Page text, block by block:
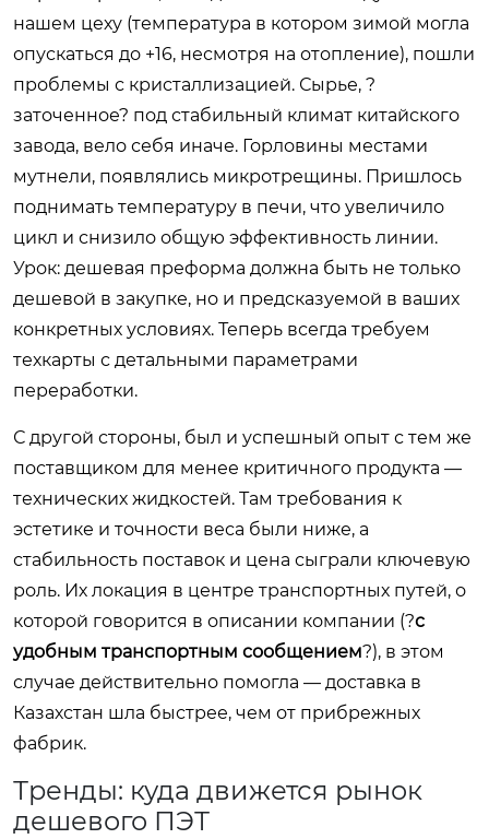
нашем цеху (температура в котором зимой могла
опускаться до +16, несмотря на отопление), пошли
проблемы с кристаллизацией. Сырье, ?
заточенное? под стабильный климат китайского
завода, вело себя иначе. Горловины местами
мутнели, появлялись микротрещины. Пришлось
поднимать температуру в печи, что увеличило
цикл и снизило общую эффективность линии.
Урок: дешевая преформа должна быть не только
дешевой в закупке, но и предсказуемой в ваших
конкретных условиях. Теперь всегда требуем
техкарты с детальными параметрами
переработки.
С другой стороны, был и успешный опыт с тем же
поставщиком для менее критичного продукта —
технических жидкостей. Там требования к
эстетике и точности веса были ниже, а
стабильность поставок и цена сыграли ключевую
роль. Их локация в центре транспортных путей, о
которой говорится в описании компании (?с
удобным транспортным сообщением?), в этом
случае действительно помогла — доставка в
Казахстан шла быстрее, чем от прибрежных
фабрик.
Тренды: куда движется рынок
дешевого ПЭТ